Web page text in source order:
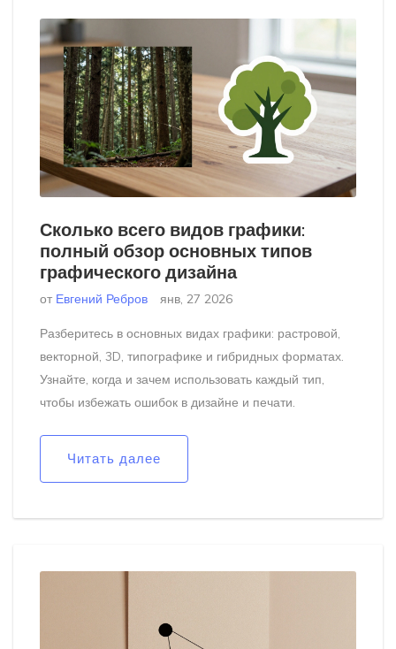
Сколько всего видов графики:
полный обзор основных типов
графического дизайна
от Евгений Ребров янв, 27 2026
Разберитесь в основных видах графики: растровой,
векторной, 3D, типографике и гибридных форматах.
Узнайте, когда и зачем использовать каждый тип,
чтобы избежать ошибок в дизайне и печати.
Читать далее